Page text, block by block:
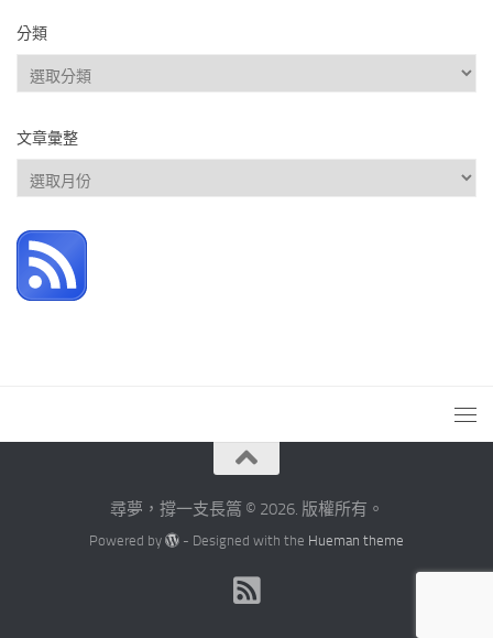
分類
分
類
文章彙整
文
章
整
尋夢，撐一支長篙 © 2026. 版權所有。
Powered by - Designed with the Hueman theme